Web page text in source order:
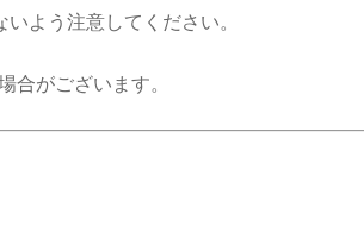
よう注意してください。
合がございます。